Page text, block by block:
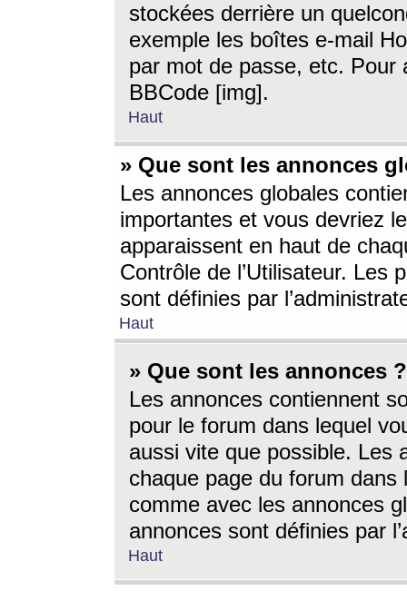
stockées derrière un
exemple les boîtes e-mail
par mot de passe, etc. Pour
BBCode [img].
Haut
» Que sont les annonces
Les annonces globales
importantes et vous devriez
apparaissent en haut de
Contrôle de l’Utilisateur. Les
sont définies par
Haut
» Que sont les annonces ?
Les annonces contiennent
pour le forum dans lequel
aussi vite que possible. Les
chaque page du forum dans
comme avec les annonces
annonces sont définies par
Haut